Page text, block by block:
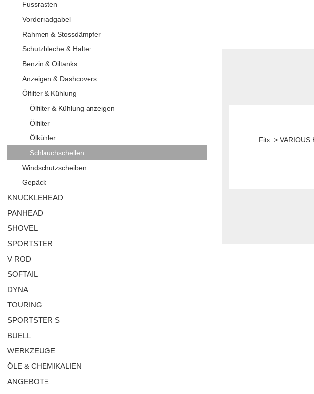
Fits: > VARIOUS
Fussrasten
Vorderradgabel
Rahmen & Stossdämpfer
Schutzbleche & Halter
Benzin & Oiltanks
Anzeigen & Dashcovers
Ölfilter & Kühlung
Ölfilter & Kühlung anzeigen
Ölfilter
Ölkühler
Schlauchschellen
Windschutzscheiben
Gepäck
KNUCKLEHEAD
PANHEAD
SHOVEL
SPORTSTER
V ROD
SOFTAIL
DYNA
TOURING
SPORTSTER S
BUELL
WERKZEUGE
ÖLE & CHEMIKALIEN
ANGEBOTE